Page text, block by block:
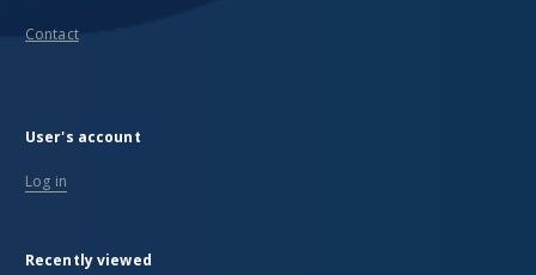
Contact
User's account
Log in
Recently viewed